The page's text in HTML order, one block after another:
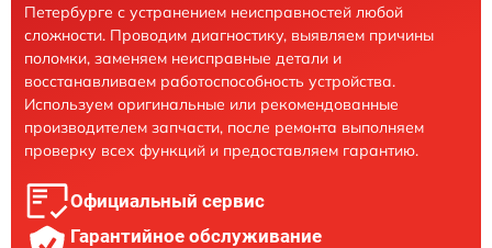
Петербурге с устранением неисправностей любой
сложности. Проводим диагностику, выявляем причины
поломки, заменяем неисправные детали и
восстанавливаем работоспособность устройства.
Используем оригинальные или рекомендованные
производителем запчасти, после ремонта выполняем
проверку всех функций и предоставляем гарантию.
Официальный сервис
Гарантийное обслуживание